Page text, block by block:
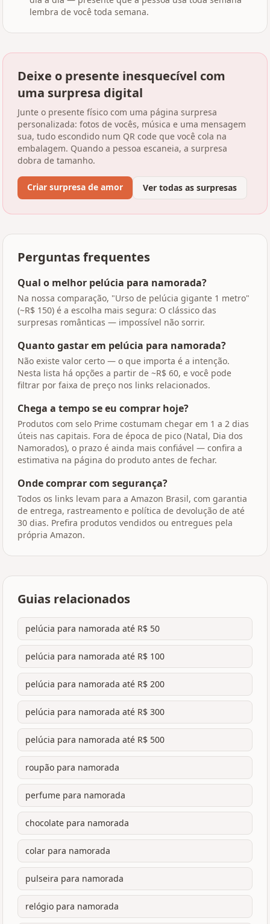
lembra de você toda semana.
Deixe o presente inesquecível com
uma surpresa digital
Junte o presente físico com uma página surpresa
personalizada: fotos de vocês, música e uma mensagem
sua, tudo escondido num QR code que você cola na
embalagem. Quando a pessoa escaneia, a surpresa
dobra de tamanho.
Criar surpresa de amor Ver todas as surpresas
Perguntas frequentes
Qual o melhor pelúcia para namorada?
Na nossa comparação, "Urso de pelúcia gigante 1 metro"
(~R$ 150) é a escolha mais segura: O clássico das
surpresas românticas — impossível não sorrir.
Quanto gastar em pelúcia para namorada?
Não existe valor certo — o que importa é a intenção.
Nesta lista há opções a partir de ~R$ 60, e você pode
filtrar por faixa de preço nos links relacionados.
Chega a tempo se eu comprar hoje?
Produtos com selo Prime costumam chegar em 1 a 2 dias
úteis nas capitais. Fora de época de pico (Natal, Dia dos
Namorados), o prazo é ainda mais confiável — confira a
estimativa na página do produto antes de fechar.
Onde comprar com segurança?
Todos os links levam para a Amazon Brasil, com garantia
de entrega, rastreamento e política de devolução de até
30 dias. Prefira produtos vendidos ou entregues pela
própria Amazon.
Guias relacionados
pelúcia para namorada até R$ 50
pelúcia para namorada até R$ 100
pelúcia para namorada até R$ 200
pelúcia para namorada até R$ 300
pelúcia para namorada até R$ 500
roupão para namorada
perfume para namorada
chocolate para namorada
colar para namorada
pulseira para namorada
relógio para namorada